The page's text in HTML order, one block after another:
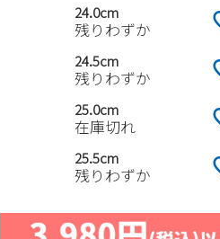
24.0cm
残りわずか
24.5cm
残りわずか
25.0cm
在庫切れ
25.5cm
残りわずか